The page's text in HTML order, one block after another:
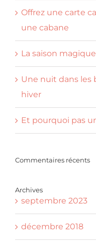
Offrez une carte
une cabane
La saison
Une nuit dans les
hiver
Et pourquoi pas
Commentaires récents
Archives
septembre 2023
décembre 2018